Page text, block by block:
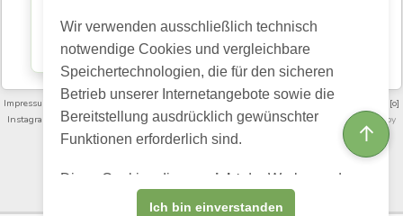
Wir verwenden ausschließlich technisch
notwendige Cookies und vergleichbare
Speichertechnologien, die für den sicheren
Betrieb unserer Internetangebote sowie die
Bereitstellung ausdrücklich gewünschter
Funktionen erforderlich sind.
Diese Cookies dienen nicht der Werbung, dem
Profiling oder dem Verkauf personenbezogener
Ich bin einverstanden
Kostenlos registrieren
Impressum ·Nutzungsbedingungen und Community-Regeln · Datenschutz­erklärung
[o]
Instagram
·FAQ·Moinheide.de auf Youtube·Artikelarchiv·Videoarchiv
· Powered by
HumHub
↑